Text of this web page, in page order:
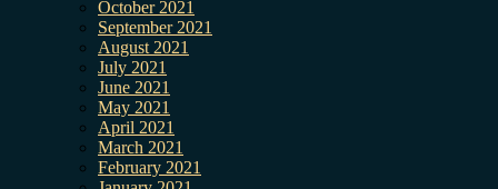
October 2021
September 2021
August 2021
July 2021
June 2021
May 2021
April 2021
March 2021
February 2021